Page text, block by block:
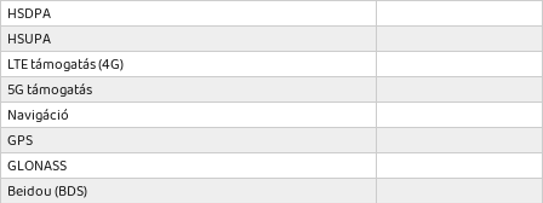
HSDPA
HSUPA
LTE támogatás (4G)
5G támogatás
Navigáció
GPS
GLONASS
Beidou (BDS)